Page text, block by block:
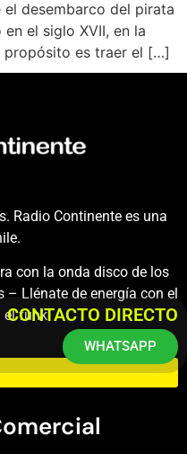
desembarco del pirata
el siglo XVII, en la
propósito es traer el […]
Radio Continente es una
con la onda disco de los
Llénate de energía con el
el funk.
CONTACTO DIRECTO
WHATSAPP